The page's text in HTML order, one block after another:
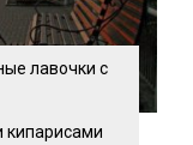
лавочки с